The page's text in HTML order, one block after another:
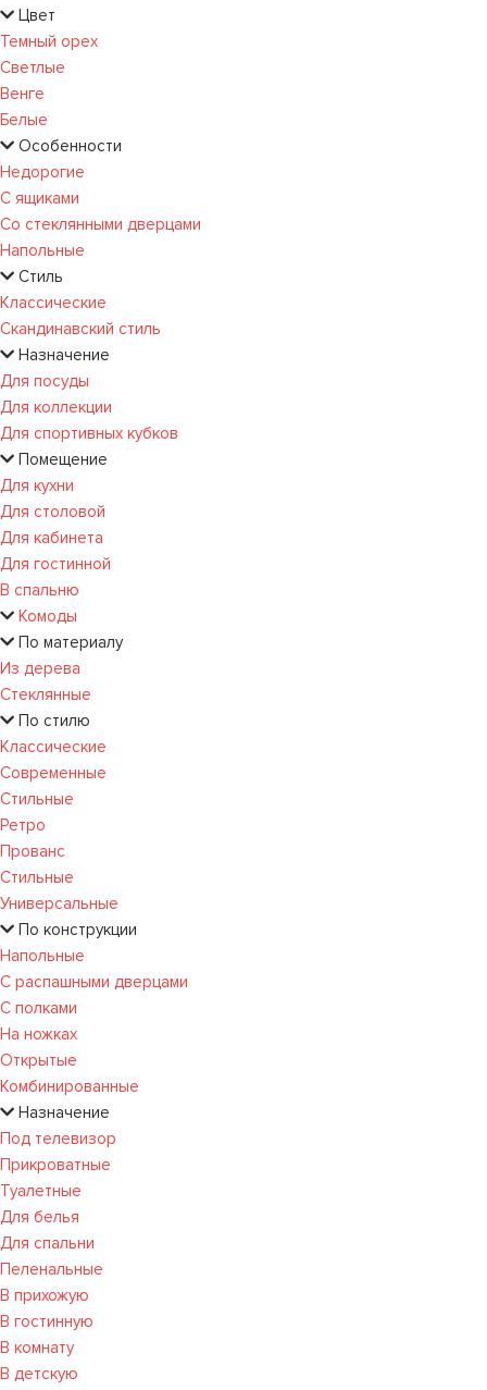
Цвет
Темный орех
Светлые
Венге
Белые
Особенности
Недорогие
С ящиками
Со стеклянными дверцами
Напольные
Стиль
Классические
Скандинавский стиль
Назначение
Для посуды
Для коллекции
Для спортивных кубков
Помещение
Для кухни
Для столовой
Для кабинета
Для гостинной
В спальню
Комоды
По материалу
Из дерева
Стеклянные
По стилю
Классические
Современные
Стильные
Ретро
Прованс
Стильные
Универсальные
По конструкции
Напольные
С распашными дверцами
С полками
На ножках
Открытые
Комбинированные
Назначение
Под телевизор
Прикроватные
Туалетные
Для белья
Для спальни
Пеленальные
В прихожую
В гостинную
В комнату
В детскую